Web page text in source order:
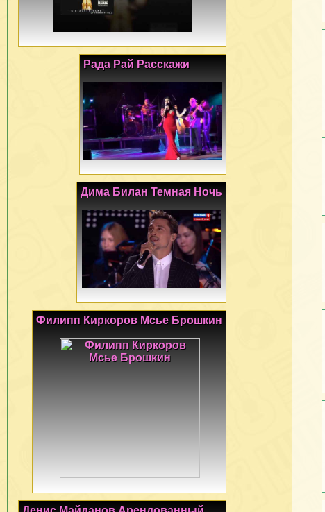
Рада Рай Расскажи
Дима Билан Темная Ночь
Филипп Киркоров Мсье Брошкин